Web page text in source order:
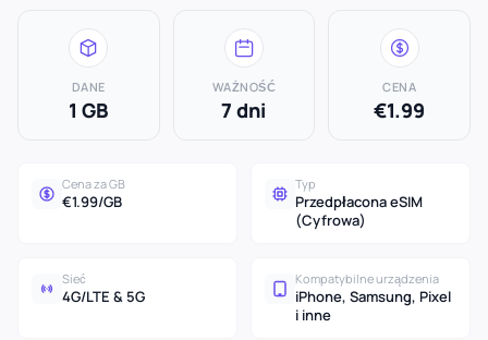
DANE
1 GB
WAŻNOŚĆ
7 dni
CENA
€1.99
Cena za GB
€1.99/GB
Typ
Przedpłacona eSIM
(Cyfrowa)
Sieć
4G/LTE & 5G
Kompatybilne urządzenia
iPhone, Samsung, Pixel
i inne